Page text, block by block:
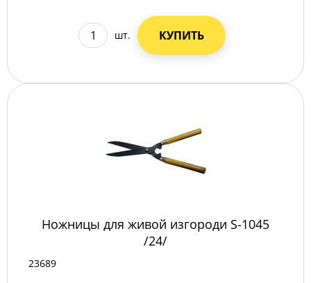
шт. КУПИТЬ
Ножницы для живой изгороди S-1045
/24/
23689